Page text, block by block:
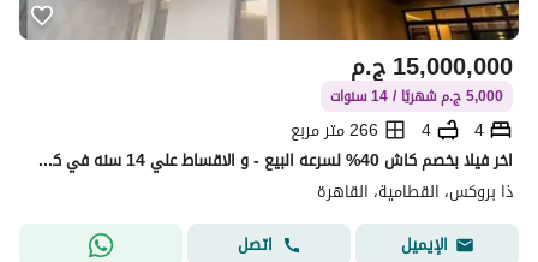
ج.م15,000,000
5,000 ج.م شهريًا / 14 سنوات
4
4
266 متر مربع
اخر فيلا بخصم كاش 40% لسرعه البيع - و الاقساط علي 14 سنه في كمبوند the brooks القاهره الجديده
ذا بروكس، القطامية، القاهرة
الإيميل
اتصل